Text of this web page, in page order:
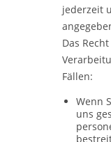
jederzeit
Das
Fällen:
Wenn
uns